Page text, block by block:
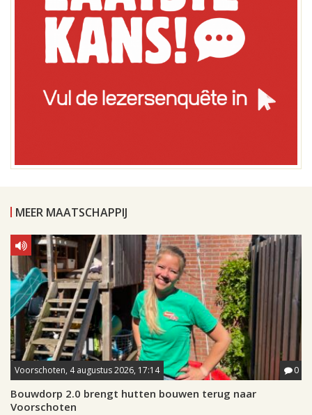
MEER MAATSCHAPPIJ
Voorschoten, 4 augustus 2026, 17:14 0
Bouwdorp 2.0 brengt hutten bouwen terug naar
Voorschoten